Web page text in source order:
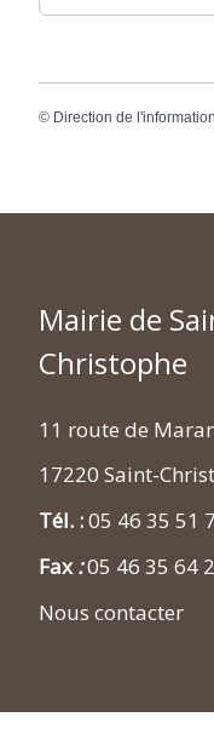
© Direction de
Mairie de
Christophe
11 route de
17220 Saint-
Tél. :05 46 35 51
Fax:05 46 35 64
Nous contacter